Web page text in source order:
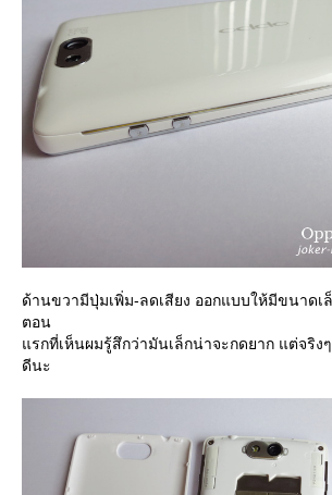
ด้านขวามีปุ่มเพิ่ม-ลดเสียง ออกแบบให้มีขนาดเ
ตอน
รกที่เห็นผมรู้สึกว่ามันเล็กน่าจะกดยาก แต่จริ
ดีนะ